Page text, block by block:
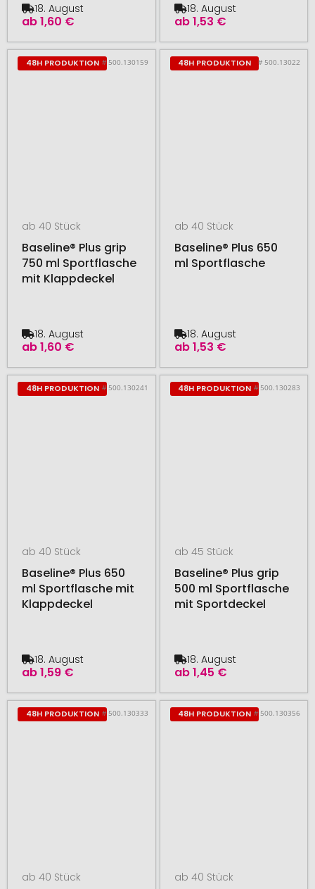
ab1,60 €
18. August
ab1,53 €
18. August
48H PRODUKTION # 500.130159
ab 40 Stück
Baseline® Plus grip
750 ml Sportflasche
mit Klappdeckel
ab1,60 €
18. August
48H PRODUKTION # 500.13022
ab 40 Stück
Baseline® Plus 650
ml Sportflasche
ab1,53 €
18. August
48H PRODUKTION # 500.130241
ab 40 Stück
Baseline® Plus 650
ml Sportflasche mit
Klappdeckel
ab1,59 €
18. August
48H PRODUKTION # 500.130283
ab 45 Stück
Baseline® Plus grip
500 ml Sportflasche
mit Sportdeckel
ab1,45 €
18. August
48H PRODUKTION # 500.130333
ab 40 Stück
48H PRODUKTION # 500.130356
ab 40 Stück